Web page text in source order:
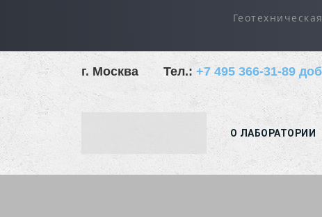
г. Москва Тел.: +7 495 366-31-89
О ЛАБОРАТОРИИ